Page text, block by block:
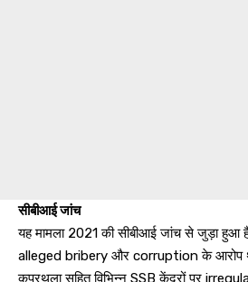
सीबीआई जांच
यह मामला 2021 की सीबीआई जांच से जुड़ा हुआ
alleged bribery और corruption के आरोप
कपूरथला सहित विभिन्न SSB केंद्रों पर